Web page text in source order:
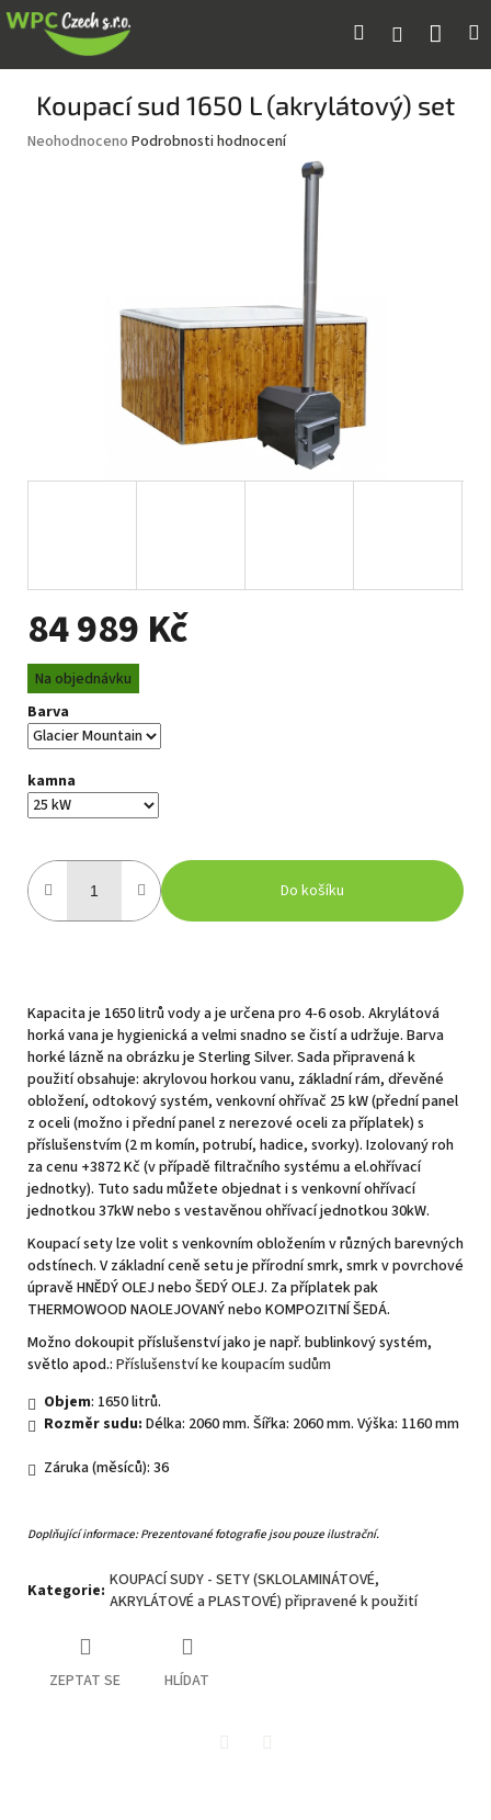
Přejít
na
Hledat Přihlášení
Koupací sud 1650 L (akrylátový) set
Průměrné
Neohodnoceno Podrobnosti hodnocení
84 989 Kč
Měrná
cena:
Na objednávku
Barva
kamna
Do košíku
Kapacita je 1650 litrů vody a je určena pro 4-6 osob. Akrylátová
horká vana je hygienická a velmi snadno se čistí a udržuje. Barva
horké lázně na obrázku je Sterling Silver. Sada připravená k
použití obsahuje: akrylovou horkou vanu, základní rám, dřevěné
obložení, odtokový systém, venkovní ohřívač 25 kW (přední panel
z oceli (možno i přední panel z nerezové oceli za příplatek) s
příslušenstvím (2 m komín, potrubí, hadice, svorky). Izolovaný roh
za cenu +3872 Kč (v případě filtračního systému a el.ohřívací
jednotky). Tuto sadu můžete objednat i s venkovní ohřívací
jednotkou 37kW nebo s vestavěnou ohřívací jednotkou 30kW.
Koupací sety lze volit s venkovním obložením v různých barevných
odstínech. V základní ceně setu je přírodní smrk, smrk v povrchové
úpravě HNĚDÝ OLEJ nebo ŠEDÝ OLEJ. Za příplatek pak
THERMOWOOD NAOLEJOVANÝ nebo KOMPOZITNÍ ŠEDÁ.
Možno dokoupit příslušenství jako je např. bublinkový systém,
světlo apod.: Příslušenství ke koupacím sudům
Objem: 1650 litrů.
Rozměr sudu: Délka: 2060 mm. Šířka: 2060 mm. Výška: 1160 mm
Záruka (měsíců): 36
Doplňující informace: Prezentované fotografie jsou pouze ilustrační.
Kategorie: KOUPACÍ SUDY - SETY (SKLOLAMINÁTOVÉ,
AKRYLÁTOVÉ a PLASTOVÉ) připravené k použití
ZEPTAT SE HLÍDAT